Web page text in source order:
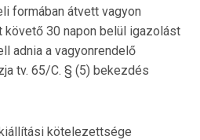
formában átvett vagyon
követő 30 napon belül igazolást
adnia a vagyonrendelő
tv. 65/C. § (5) bekezdés
kötelezettsége